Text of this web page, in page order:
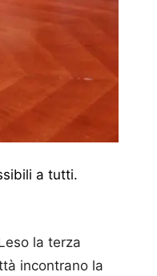
a tutti.
la terza
incontrano la